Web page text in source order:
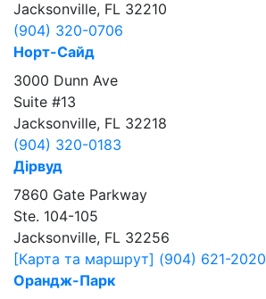
Jacksonville, FL 32210
(904) 320-0706
Норт-Сайд
3000 Dunn Ave
Suite #13
Jacksonville, FL 32218
(904) 320-0183
Дірвуд
7860 Gate Parkway
Ste. 104-105
Jacksonville, FL 32256
[Карта та маршрут] (904) 621-2020
Орандж-Парк